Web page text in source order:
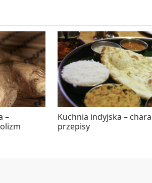
–
Kuchnia indyjska –
przepisy